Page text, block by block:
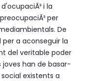
i la
per
De
a aconseguir la
del veritable poder
joves han de basar-
existents a